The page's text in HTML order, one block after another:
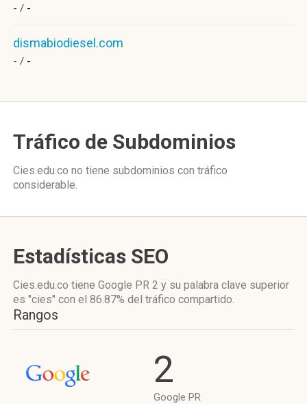
- / -
dismabiodiesel.com
- / -
Tráfico de Subdominios
Cies.edu.co no tiene subdominios con tráfico
considerable.
Estadísticas SEO
Cies.edu.co tiene Google PR 2 y su palabra clave superior
es "cies" con el 86.87% del tráfico compartido.
Rangos
2
Google PR